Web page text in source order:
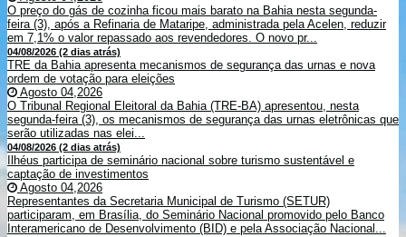
O preço do gás de cozinha ficou mais barato na Bahia nesta segunda-
feira (3), após a Refinaria de Mataripe, administrada pela Acelen, reduzir
em 7,1% o valor repassado aos revendedores. O novo pr...
04/08/2026 (2 dias atrás)
TRE da Bahia apresenta mecanismos de segurança das urnas e nova
ordem de votação para eleições
Agosto 04,2026
O Tribunal Regional Eleitoral da Bahia (TRE-BA) apresentou, nesta
segunda-feira (3), os mecanismos de segurança das urnas eletrônicas que
serão utilizadas nas elei...
04/08/2026 (2 dias atrás)
Ilhéus participa de seminário nacional sobre turismo sustentável e
captação de investimentos
Agosto 04,2026
Representantes da Secretaria Municipal de Turismo (SETUR)
participaram, em Brasília, do Seminário Nacional promovido pelo Banco
Interamericano de Desenvolvimento (BID) e pela Associação Nacional...